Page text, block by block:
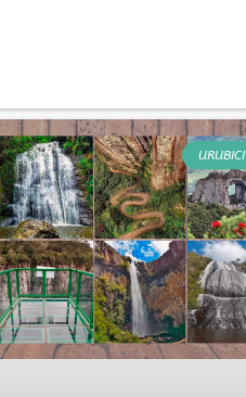
URUBICI